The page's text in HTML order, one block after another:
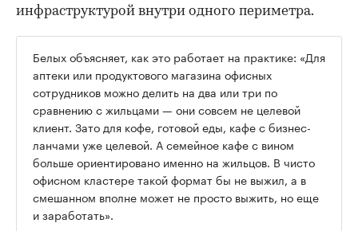
инфраструктурой внутри одного периметра.
Белых объясняет, как это работает на практике: «Для
аптеки или продуктового магазина офисных
сотрудников можно делить на два или три по
сравнению с жильцами — они совсем не целевой
клиент. Зато для кофе, готовой еды, кафе с бизнес-
ланчами уже целевой. А семейное кафе с вином
больше ориентировано именно на жильцов. В чисто
офисном кластере такой формат бы не выжил, а в
смешанном вполне может не просто выжить, но еще
и заработать».